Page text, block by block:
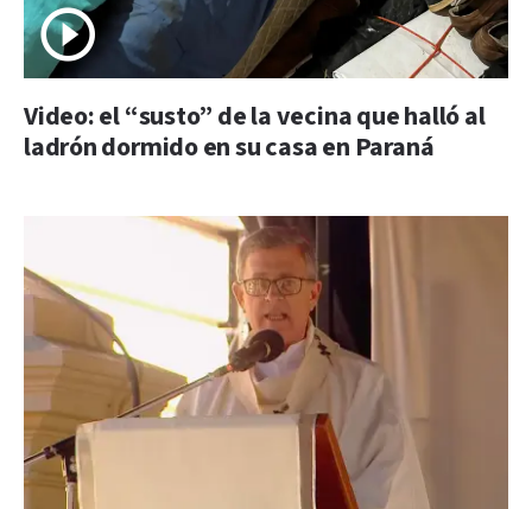
Video: el “susto” de la vecina que halló al
ladrón dormido en su casa en Paraná